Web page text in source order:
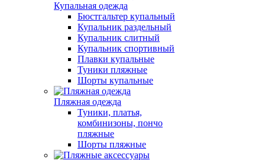
Купальная одежда
Бюстгальтер купальный
Купальник раздельный
Купальник слитный
Купальник спортивный
Плавки купальные
Туники пляжные
Шорты купальные
Пляжная одежда
Туники, платья,
комбинизоны, пончо
пляжные
Шорты пляжные